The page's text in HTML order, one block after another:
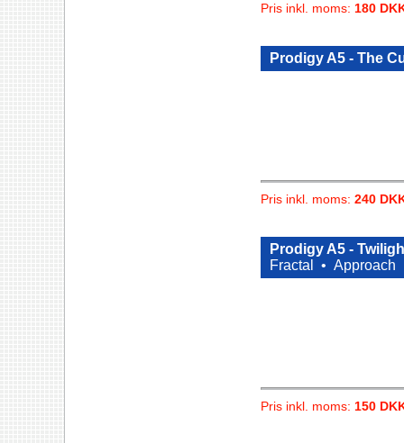
Pris inkl. moms: 180
Prodigy A5 - The
Pris inkl. moms: 240
Prodigy A5 -
Fractal • Approach
Pris inkl. moms: 150